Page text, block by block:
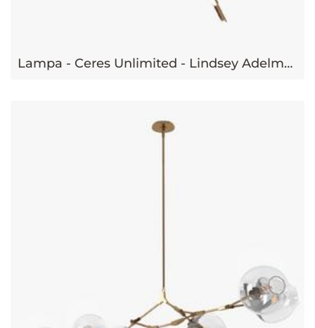
Lampa - Ceres Unlimited - Lindsey Adelman